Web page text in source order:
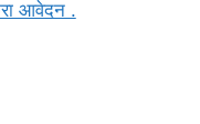
आवेदन .